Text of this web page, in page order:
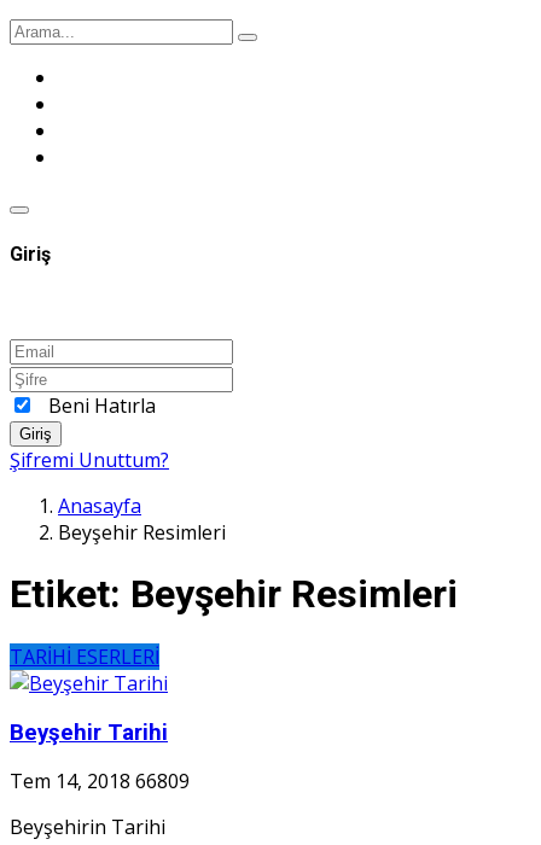
Giriş
Beni Hatırla
Giriş
Şifremi Unuttum?
Anasayfa
Beyşehir Resimleri
Etiket: Beyşehir Resimleri
TARİHİ ESERLERİ
Beyşehir Tarihi
Tem 14, 2018 66809
Beyşehirin Tarihi